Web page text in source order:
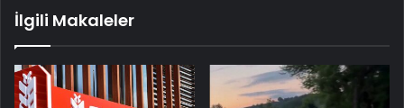
İlgili Makaleler